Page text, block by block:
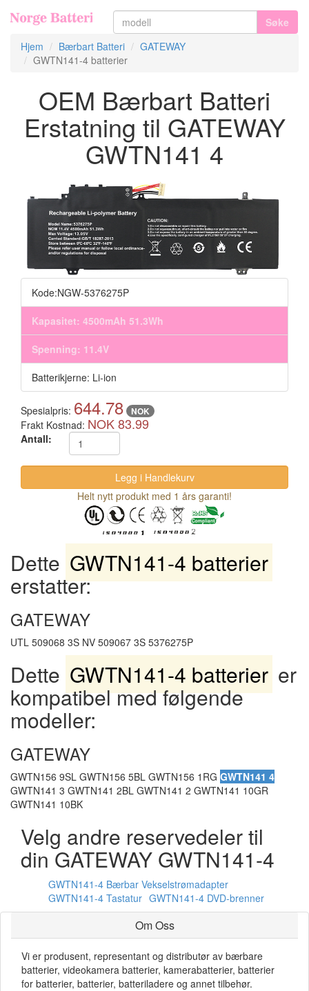
Søke
Hjem
Bærbart Batteri
GATEWAY
GWTN141-4 batterier
OEM Bærbart Batteri
Erstatning til GATEWAY
GWTN141 4
Kode:NGW-5376275P
Kapasitet: 4500mAh 51.3Wh
Spenning: 11.4V
Batterikjerne: Li-ion
Spesialpris: 644.78 NOK
Frakt Kostnad: NOK 83.99
Antall:
Helt nytt produkt med 1 års garanti!
Dette GWTN141-4 batterier
erstatter:
GATEWAY
UTL 509068 3S NV 509067 3S 5376275P
Dette GWTN141-4 batterier er
kompatibel med følgende
modeller:
GATEWAY
GWTN156 9SL GWTN156 5BL GWTN156 1RG GWTN141 4
GWTN141 3 GWTN141 2BL GWTN141 2 GWTN141 10GR
GWTN141 10BK
Velg andre reservedeler til
din GATEWAY GWTN141-4
GWTN141-4 Bærbar Vekselstrømadapter
GWTN141-4 Tastatur GWTN141-4 DVD-brenner
Om Oss
Vi er produsent, representant og distributør av bærbare
batterier, videokamera batterier, kamerabatterier, batterier
for batterier, batterier, batteriladere og annet tilbehør.